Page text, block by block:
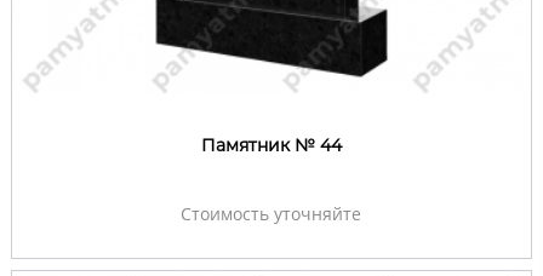
Памятник № 44
Стоимость уточняйте